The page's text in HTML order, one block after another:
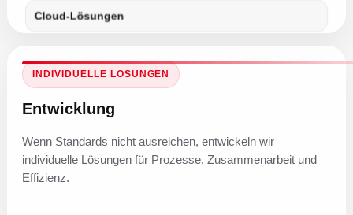
Cloud-Lösungen
INDIVIDUELLE LÖSUNGEN
Entwicklung
Wenn Standards nicht ausreichen, entwickeln wir
individuelle Lösungen für Prozesse, Zusammenarbeit und
Effizienz.